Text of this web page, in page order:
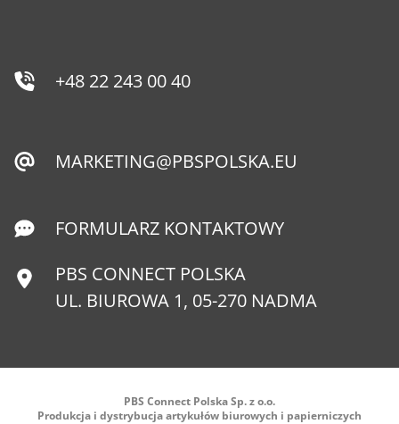
+48 22 243 00 40
MARKETING@PBSPOLSKA.EU
FORMULARZ KONTAKTOWY
PBS CONNECT POLSKA
UL. BIUROWA 1, 05-270 NADMA
PBS Connect Polska Sp. z o.o.
Produkcja i dystrybucja artykułów biurowych i papierniczych